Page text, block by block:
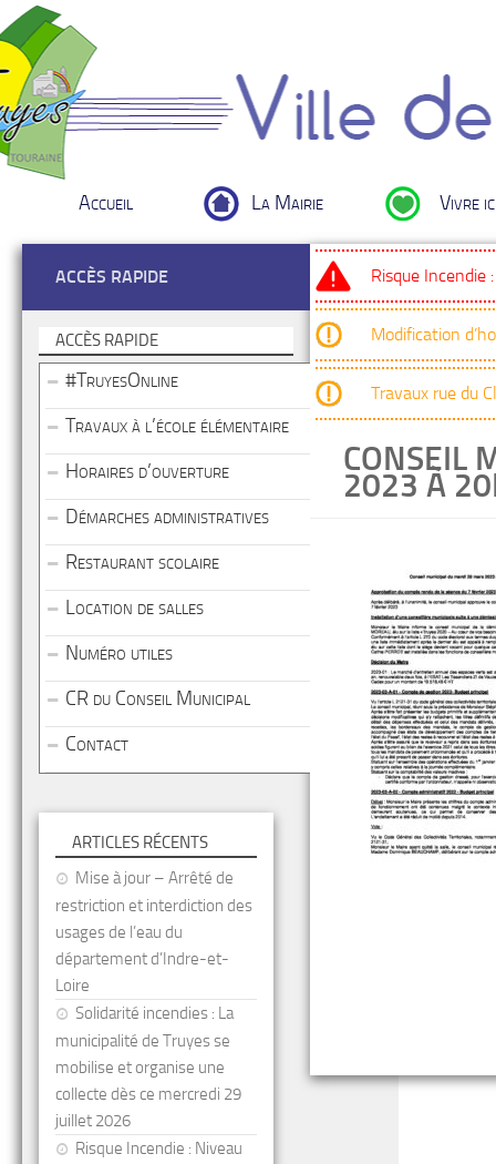
Accueil La Mairie Vivre
Risque Incendie
Modification
Travaux rue du
CONSEIL
2023 À
ACCÈS RAPIDE
ACCÈS RAPIDE
#TruyesOnline
Travaux à l’école élémentaire
Horaires d’ouverture
Démarches administratives
Restaurant scolaire
Location de salles
Numéro utiles
CR du Conseil Municipal
Contact
ARTICLES RÉCENTS
Mise à jour – Arrêté de
restriction et interdiction des
usages de l’eau du
département d’Indre-et-
Loire
Solidarité incendies : La
municipalité de Truyes se
mobilise et organise une
collecte dès ce mercredi 29
juillet 2026
Risque Incendie : Niveau